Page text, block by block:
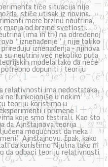
tiče situacija nije
stiče utisak iz novina.
mere brzinu neutrina,
manja od brzine svetlosti.
(ima ih tri) na određenoj
“iznenađenje” i nije toliko
iznenađenja – njihova
su neutrini već nekoliko puta
modela tako da neće
dopuniti i teoriju
relativnosti ima nedostataka,
ne funkcioniše u nekim
teoriju koristimo u
i primene
koje smo testirali. Kao što
da Ajnštajnova teorija
mogućnost da neka
Ajnštajnovu. Ipak, kako
da koristimo Njutna tako ni
da odbaci teoriju relativnosti.